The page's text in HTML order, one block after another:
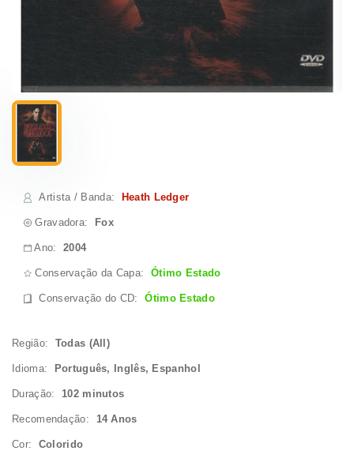
Artista / Banda: Heath Ledger
Gravadora: Fox
Ano:2004
Conservação da Capa: Ótimo Estado
Conservação do CD:Ótimo Estado
Região: Todas (All)
Idioma: Português, Inglês, Espanhol
Duração: 102 minutos
Recomendação: 14 Anos
Cor: Colorido